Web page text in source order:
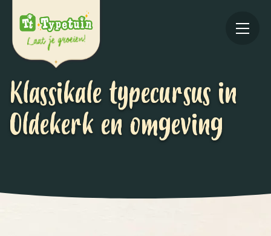
Klassikale typecursus in
Oldekerk en omgeving